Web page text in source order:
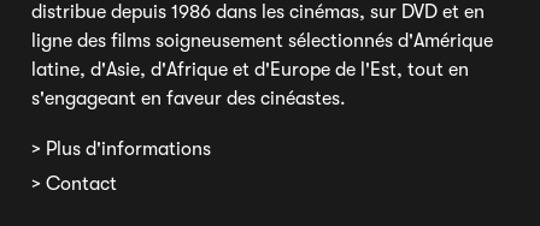
distribue depuis 1986 dans les cinémas, sur DVD et en
ligne des films soigneusement sélectionnés d'Amérique
latine, d'Asie, d'Afrique et d'Europe de l'Est, tout en
s'engageant en faveur des cinéastes.
> Plus d'informations
> Contact